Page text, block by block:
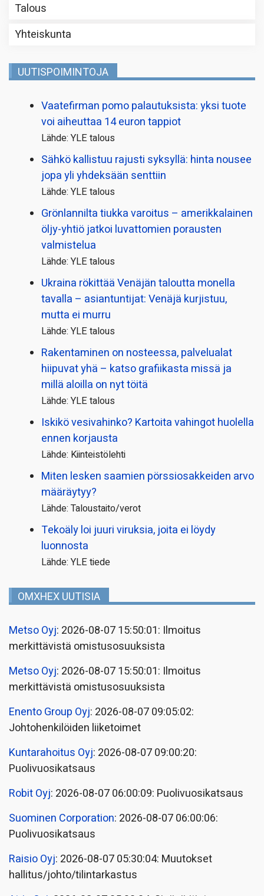
Talous
Yhteiskunta
UUTISPOIMINTOJA
Vaatefirman pomo palautuksista: yksi tuote
voi aiheuttaa 14 euron tappiot
Lähde: YLE talous
Sähkö kallistuu rajusti syksyllä: hinta nousee
jopa yli yhdeksään senttiin
Lähde: YLE talous
Grönlannilta tiukka varoitus – amerikkalainen
öljy-yhtiö jatkoi luvattomien porausten
valmistelua
Lähde: YLE talous
Ukraina rökittää Venäjän taloutta monella
tavalla – asiantuntijat: Venäjä kurjistuu,
mutta ei murru
Lähde: YLE talous
Rakentaminen on nosteessa, palvelualat
hiipuvat yhä – katso grafiikasta missä ja
millä aloilla on nyt töitä
Lähde: YLE talous
Iskikö vesivahinko? Kartoita vahingot huolella
ennen korjausta
Lähde: Kiinteistölehti
Miten lesken saamien pörssi­osakkeiden arvo
määräytyy?
Lähde: Taloustaito/verot
Tekoäly loi juuri viruksia, joita ei löydy
luonnosta
Lähde: YLE tiede
OMXHEX UUTISIA
Metso Oyj: 2026-08-07 15:50:01: Ilmoitus
merkittävistä omistusosuuksista
Metso Oyj: 2026-08-07 15:50:01: Ilmoitus
merkittävistä omistusosuuksista
Enento Group Oyj: 2026-08-07 09:05:02:
Johtohenkilöiden liiketoimet
Kuntarahoitus Oyj: 2026-08-07 09:00:20:
Puolivuosikatsaus
Robit Oyj: 2026-08-07 06:00:09: Puolivuosikatsaus
Suominen Corporation: 2026-08-07 06:00:06:
Puolivuosikatsaus
Raisio Oyj: 2026-08-07 05:30:04: Muutokset
hallitus/johto/tilintarkastus